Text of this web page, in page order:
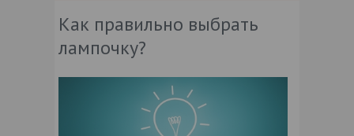
Как правильно выбрать
лампочку?